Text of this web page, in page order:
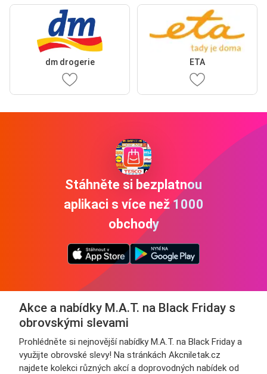
dm drogerie ETA
Stáhněte si bezplatnou
aplikaci s více než 1000
obchody
Akce a nabídky M.A.T. na Black Friday s
obrovskými slevami
Prohlédněte si nejnovější nabídky M.A.T. na Black Friday a
využijte obrovské slevy! Na stránkách Akcniletak.cz
najdete kolekci různých akcí a doprovodných nabídek od